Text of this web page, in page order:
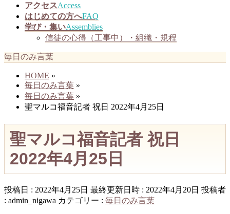
アクセスAccess
はじめての方へFAQ
学び・集いAssemblies
信徒の心得（工事中）・組織・規程
毎日のみ言葉
HOME »
毎日のみ言葉 »
毎日のみ言葉 »
聖マルコ福音記者 祝日 2022年4月25日
聖マルコ福音記者 祝日
2022年4月25日
投稿日 : 2022年4月25日 最終更新日時 : 2022年4月20日 投稿者
: admin_nigawa カテゴリー : 毎日のみ言葉